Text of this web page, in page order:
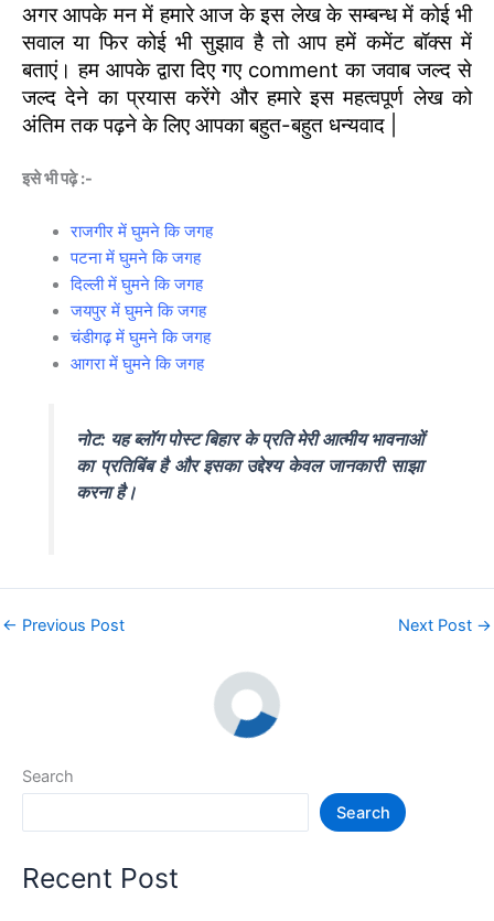
अगर आपके मन में हमारे आज के इस लेख के सम्बन्ध में कोई भी
सवाल या फिर कोई भी सुझाव है तो आप हमें कमेंट बॉक्स में
बताएं। हम आपके द्वारा दिए गए comment का जवाब जल्द से
जल्द देने का प्रयास करेंगे और हमारे इस महत्वपूर्ण लेख को
अंतिम तक पढ़ने के लिए आपका बहुत-बहुत धन्यवाद |
इसे भी पढ़े :-
राजगीर में घुमने कि जगह
पटना में घुमने कि जगह
दिल्ली में घुमने कि जगह
जयपुर में घुमने कि जगह
चंडीगढ़ में घुमने कि जगह
आगरा में घुमने कि जगह
नोट: यह ब्लॉग पोस्ट बिहार के प्रति मेरी आत्मीय भावनाओं
का प्रतिबिंब है और इसका उद्देश्य केवल जानकारी साझा
करना है।
← Previous Post Next Post →
Search
Search
Recent Post